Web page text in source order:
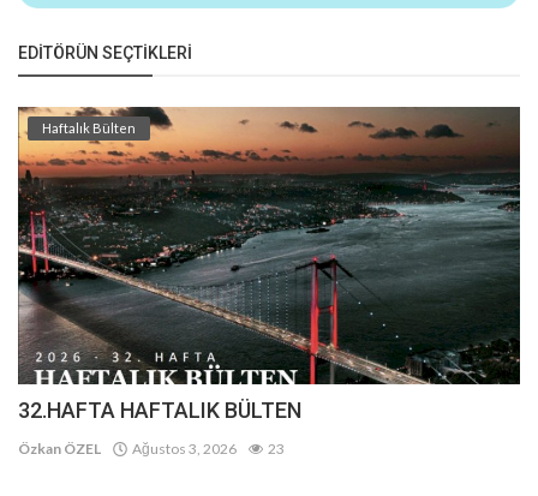
EDITÖRÜN SEÇTIKLERI
Haftalık Bülten
32.HAFTA HAFTALIK BÜLTEN
Özkan ÖZEL Ağustos 3, 2026 23